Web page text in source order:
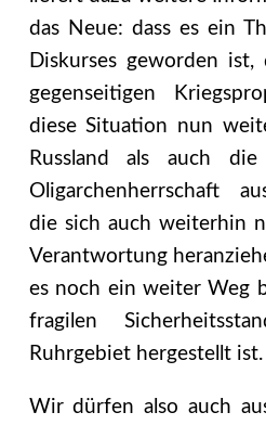
das Neue: dass es ein
Diskurses geworden
gegenseitigen
diese Situation nun
Russland als auch
Oligarchenherrschaft
die sich auch weiterhin
Verantwortung
es noch ein weiter Weg
fragilen
Ruhrgebiet hergestellt ist.
Wir dürfen also auch